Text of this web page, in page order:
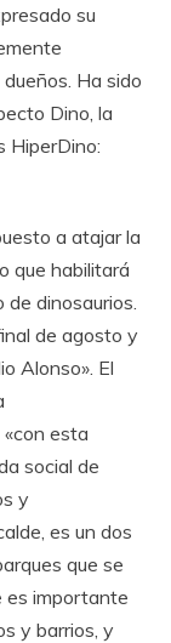
su
Ha sido
Dino, la
HiperDino:
a atajar la
que habilitará
dinosaurios.
de agosto y
Alonso». El
esta
social de
y
es un dos
que se
es importante
y barrios, y